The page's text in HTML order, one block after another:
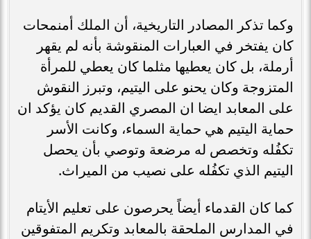
وكما تذكر المصادر التاريخية، أن الملك أمنمحات
كان يفتخر في العبارات المنقوشة بأنه لم يقهر
أرملة، بل كان يعطيها مثلما كان يعطي للمرأة
المتزوجة وكان يحنو على اليتيم، وتبرز النقوش
على المعابد ايضا ان المصري القديم كان يؤكد ان
حماية اليتيم هي حماية السماء، وكانت الأسر
تكفُله وتخصص له مرضعة وتوصي بأن يحصل
اليتيم الذي تكفُله على نصيب من الميراث.
كما كان القدماء أيضاً يحرصون على تعليم الأيتام
في المدارس الملحقة بالمعابد وتكريم المتفوقين